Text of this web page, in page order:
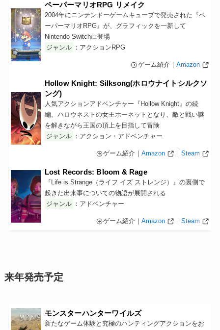
ペーパーマリオRPG リメイク
2004年にニンテンドーゲームキューブで発売された『ペ
ーパーマリオRPG』が、グラフィックを一新して
Nintendo Switchに登場
ジャンル ：アクションRPG
ゲーム紹介｜ Amazon
Hollow Knight: Silksong(ホロウナイトシルクソ
ング)
人気アクションアドベンチャー『Hollow Knight』の続
編。ハロウネストの女王ホーネットとなり、敵と戦い謎
を解きながら王国の頂上を目指して冒険
ジャンル ：アクション・アドベンチャー
ゲーム紹介｜Amazon ｜ Steam
Lost Records: Bloom & Rage
『Life is Strange（ライフ イズ ストレンジ）』の裏側で
起きた出来事についての物語が展開される
ジャンル ：アドベンチャー
ゲーム紹介｜Amazon ｜ Steam
来年発売予定
モンスターハンターワイルズ
新たなゲーム体験と究極のハンティングアクションをお